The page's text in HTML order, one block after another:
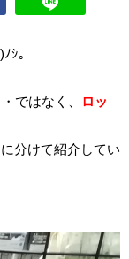
ｼ。
ではなく、
ロッ
分けて紹介してい